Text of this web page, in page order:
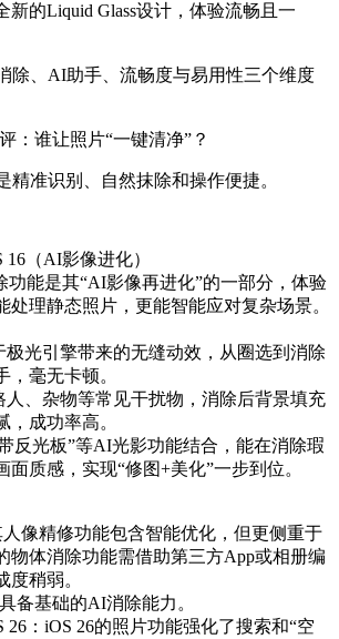
新的Liquid Glass设计，体验流畅且一
除、AI助手、流畅度与易用性三个维度
：谁让照片“一键清净”？
精准识别、自然抹除和操作便捷。
16（AI影像进化）
功能是其“AI影像再进化”的一部分，体验
处理静态照片，更能智能应对复杂场景。
光引擎带来的无缝动效，从圈选到消除
，毫无卡顿。
、杂物等常见干扰物，消除后背景填充
，成功率高。
反光板”等AI光影功能结合，能在消除瑕
质感，实现“修图+美化”一步到位。
人像精修功能包含智能优化，但更侧重于
物体消除功能需借助第三方App或相册编
度稍弱。
备基础的AI消除能力。
26：iOS 26的照片功能强化了搜索和“空